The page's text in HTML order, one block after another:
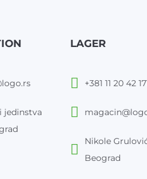
jedinstva
LAGER
+381 11 20 42
Nikole
Beograd